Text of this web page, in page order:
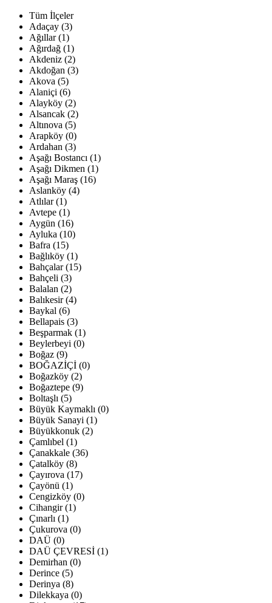
Tüm İlçeler
Adaçay (3)
Ağıllar (1)
Ağırdağ (1)
Akdeniz (2)
Akdoğan (3)
Akova (5)
Alaniçi (6)
Alayköy (2)
Alsancak (2)
Altınova (5)
Arapköy (0)
Ardahan (3)
Aşağı Bostancı (1)
Aşağı Dikmen (1)
Aşağı Maraş (16)
Aslanköy (4)
Atlılar (1)
Avtepe (1)
Aygün (16)
Ayluka (10)
Bafra (15)
Bağlıköy (1)
Bahçalar (15)
Bahçeli (3)
Balalan (2)
Balıkesir (4)
Baykal (6)
Bellapais (3)
Beşparmak (1)
Beylerbeyi (0)
Boğaz (9)
BOĞAZİÇİ (0)
Boğazköy (2)
Boğaztepe (9)
Boltaşlı (5)
Büyük Kaymaklı (0)
Büyük Sanayi (1)
Büyükkonuk (2)
Çamlıbel (1)
Çanakkale (36)
Çatalköy (8)
Çayırova (17)
Çayönü (1)
Cengizköy (0)
Cihangir (1)
Çınarlı (1)
Çukurova (0)
DAÜ (0)
DAÜ ÇEVRESİ (1)
Demirhan (0)
Derince (5)
Derinya (8)
Dilekkaya (0)